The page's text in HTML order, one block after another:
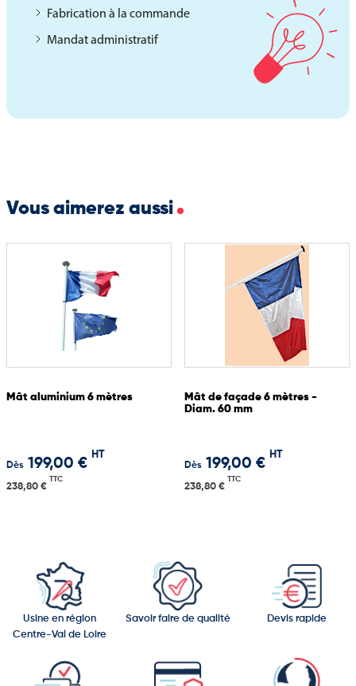
environnement d'exposition. Toutes les finitions sont réalisées
selon les standards professionnels pour assurer une tenue
Coins renforcés, plombage et monture marine pour une
Fabrication à la commande
Mandat administratif
Vous aimerez aussi
Mât aluminium 6 mètres
Dès 199,00 €
HT
238,80 €
TTC
Mât de façade 6 mètres -
Diam. 60 mm
Dès 199,00 €
HT
238,80 €
TTC
Usine en région
Centre-Val de Loire
Savoir faire de qualité Devis rapide